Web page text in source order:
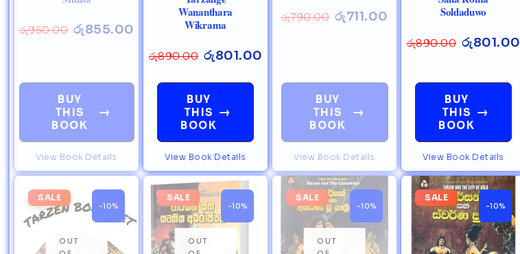
රු950.00 රු855.00
BUY
THIS
BOOK
→
View Book Details
Wananthara
Wikrama
රු890.00 රු801.00
BUY
THIS
BOOK
→
View Book Details
රු790.00 රු711.00
BUY
THIS
BOOK
→
View Book Details
Soldaduwo
රු890.00 රු801.00
BUY
THIS
BOOK
→
View Book Details
SALE
-10%
SALE
-10%
SALE
-10%
SALE
-10%